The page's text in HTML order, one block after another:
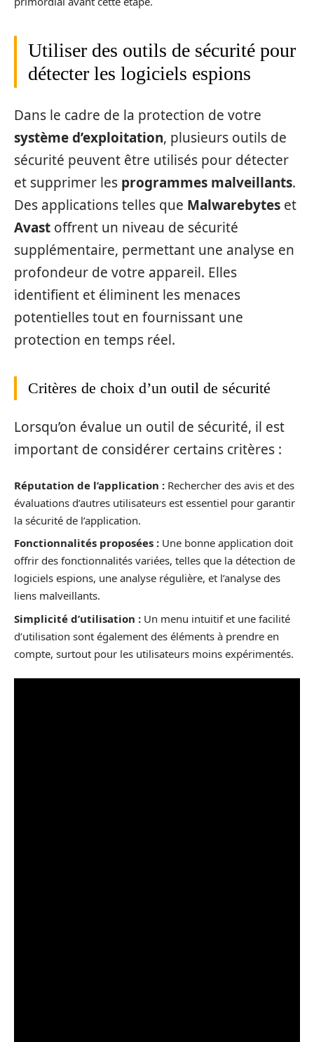
Utiliser des outils de sécurité pour
détecter les logiciels espions
Dans le cadre de la protection de votre
système d’exploitation, plusieurs outils de
sécurité peuvent être utilisés pour détecter
et supprimer les programmes malveillants.
Des applications telles que Malwarebytes et
Avast offrent un niveau de sécurité
supplémentaire, permettant une analyse en
profondeur de votre appareil. Elles
identifient et éliminent les menaces
potentielles tout en fournissant une
protection en temps réel.
Critères de choix d’un outil de sécurité
Lorsqu’on évalue un outil de sécurité, il est
important de considérer certains critères :
Réputation de l’application : Rechercher des avis et des
évaluations d’autres utilisateurs est essentiel pour garantir
la sécurité de l’application.
Fonctionnalités proposées : Une bonne application doit
offrir des fonctionnalités variées, telles que la détection de
logiciels espions, une analyse régulière, et l’analyse des
liens malveillants.
Simplicité d’utilisation : Un menu intuitif et une facilité
d’utilisation sont également des éléments à prendre en
compte, surtout pour les utilisateurs moins expérimentés.